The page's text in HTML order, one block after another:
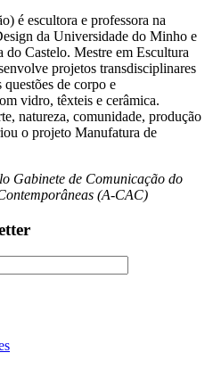
é escultora e professora na
da Universidade do Minho e
Castelo. Mestre em Escultura
projetos transdisciplinares
de corpo e
vidro, têxteis e cerâmica.
natureza, comunidade, produção
o projeto Manufatura de
Gabinete de Comunicação do
(A-CAC)